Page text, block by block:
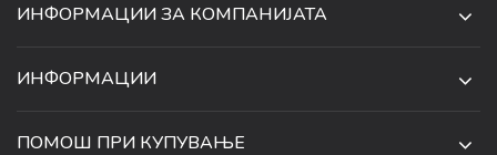
ИНФОРМАЦИИ ЗА КОМПАНИЈАТА
ИНФОРМАЦИИ
ПОМОШ ПРИ КУПУВАЊЕ